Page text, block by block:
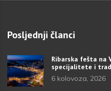
Posljednji članci
Ribarska fešta na
specijalitete i
6 kolovoza, 2026